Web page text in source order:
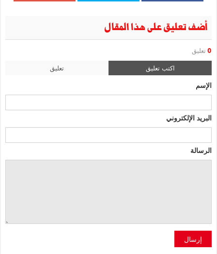
أضف تعليق على هذا المقال
0 تعليق
اكتب تعليق تعليق
الإسم
البريد الإلكتروني
الرسالة
إرسال